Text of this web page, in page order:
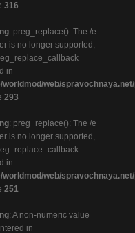
316
: preg_replace(): The /e
is no longer supported,
in
worldmod/web/
293
: preg_replace(): The /e
is no longer supported,
in
worldmod/web/
251
: A non-numeric value
in